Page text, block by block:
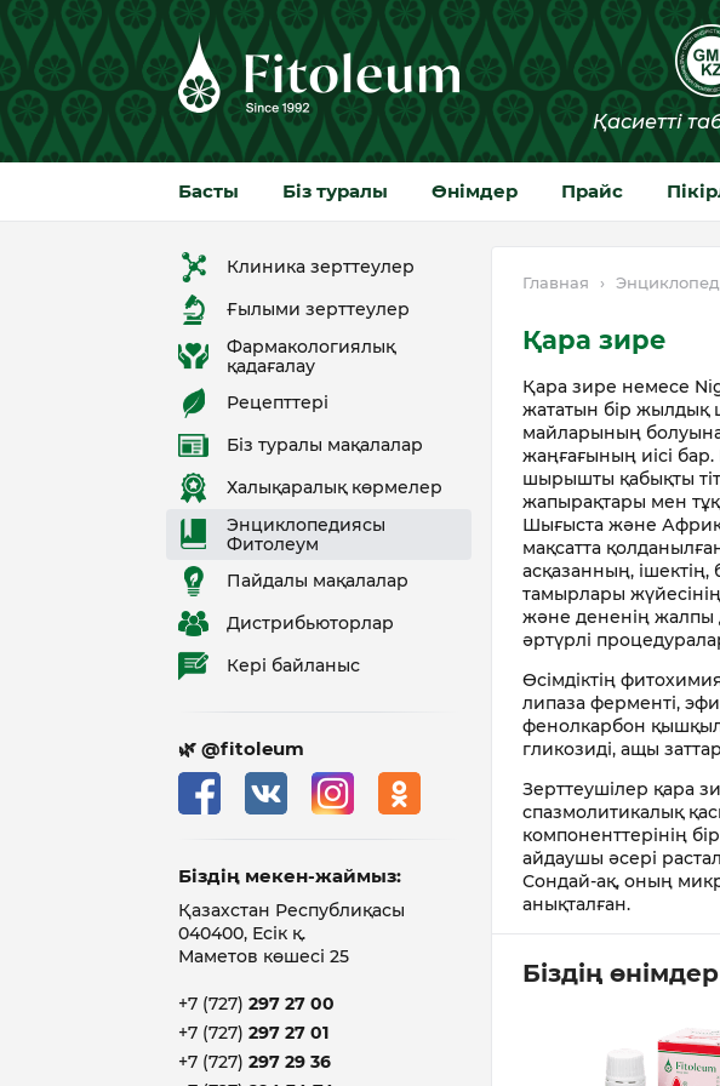
Басты Біз туралы Өнімдер Прайс
Главная ›
Қара зире
Қара зире немесе
жататын бір жылдық
майларының
жаңғағының иісі
шырышты қабықты
жапырақтары мен
Шығыста және
мақсатта
асқазанның,
тамырлары
және дененің жалпы
әртүрлі
Өсімдіктің
липаза ферменті,
фенолкарбон
гликозиді, ащы
Зерттеушілер қара
спазмолитикалық
компоненттерінің
айдаушы әсері
Сондай-ақ, оның
анықталған.
Біздің өнімдер
Клиника зерттеулер
Ғылыми зерттеулер
Фармакологиялық
қадағалау
Рецепттері
Біз туралы мақалалар
Халықаралық көрмелер
Энциклопедиясы
Фитолеум
Пайдалы мақалалар
Дистрибьюторлар
Кері байланыс
🌿 @fitoleum
Біздің мекен-жаймыз:
Қазахстан Республиқасы
040400, Есік қ.
Маметов көшесі 25
+7 (727) 297 27 00
+7 (727) 297 27 01
+7 (727) 297 29 36